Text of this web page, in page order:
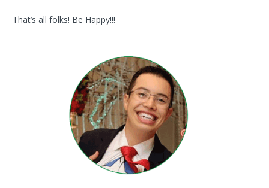
That’s all folks! Be Happy!!!